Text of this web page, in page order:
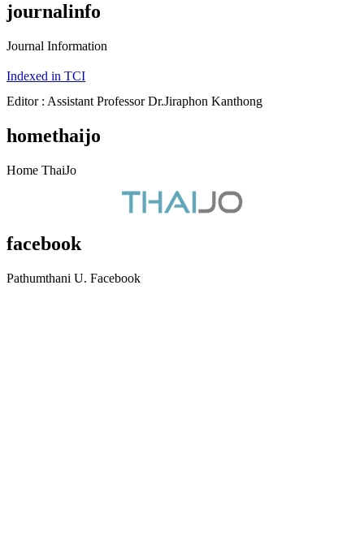
journalinfo
Journal Information
Indexed in TCI
Editor : Assistant Professor Dr.Jiraphon Kanthong
homethaijo
Home ThaiJo
facebook
Pathumthani U. Facebook